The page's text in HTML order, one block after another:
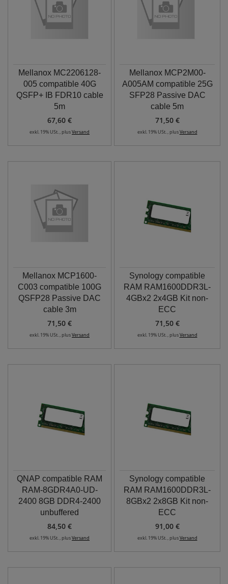
Mellanox MC2206128-
005 compatible 40G
QSFP+ IB FDR10 cable
5m
67,60 €
exkl. 19% USt. , plusVersand
Mellanox MCP2M00-
A005AM compatible 25G
SFP28 Passive DAC
cable 5m
71,50 €
exkl. 19% USt. , plusVersand
Mellanox MCP1600-
C003 compatible 100G
QSFP28 Passive DAC
cable 3m
71,50 €
exkl. 19% USt. , plusVersand
Synology compatible
RAM RAM1600DDR3L-
4GBx2 2x4GB Kit non-
ECC
71,50 €
exkl. 19% USt. , plusVersand
QNAP compatible RAM
RAM-8GDR4A0-UD-
2400 8GB DDR4-2400
unbuffered
84,50 €
exkl. 19% USt. , plusVersand
Synology compatible
RAM RAM1600DDR3L-
8GBx2 2x8GB Kit non-
ECC
91,00 €
exkl. 19% USt. , plusVersand